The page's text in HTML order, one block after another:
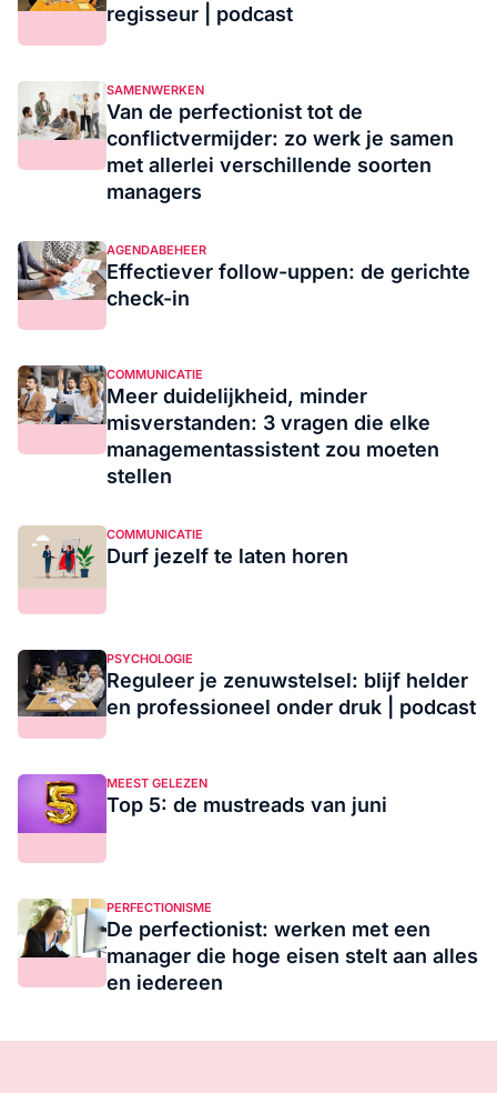
regisseur | podcast
SAMENWERKEN
Van de perfectionist tot de
conflictvermijder: zo werk je samen
met allerlei verschillende soorten
managers
AGENDABEHEER
Effectiever follow-uppen: de gerichte
check-in
COMMUNICATIE
Meer duidelijkheid, minder
misverstanden: 3 vragen die elke
managementassistent zou moeten
stellen
COMMUNICATIE
Durf jezelf te laten horen
PSYCHOLOGIE
Reguleer je zenuwstelsel: blijf helder
en professioneel onder druk | podcast
MEEST GELEZEN
Top 5: de mustreads van juni
PERFECTIONISME
De perfectionist: werken met een
manager die hoge eisen stelt aan alles
en iedereen